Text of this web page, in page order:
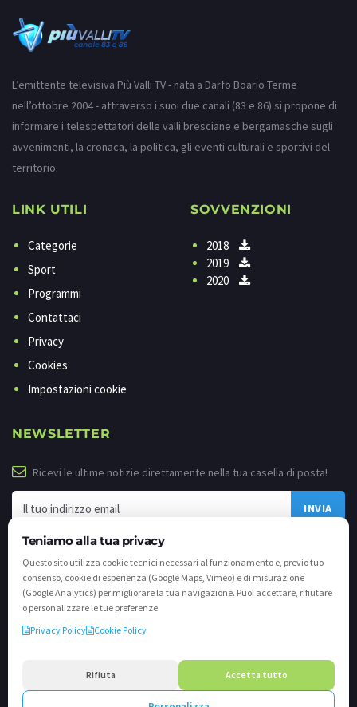
Teniamo alla tua privacy
Questo sito utilizza cookie tecnici necessari al funzionamento e, previo tuo
consenso, cookie di esperienza (Google Maps, Vimeo) e di misurazione
(Google Analytics) per migliorare la tua navigazione. Puoi accettare, rifiutare
o personalizzare le tue preferenze.
Privacy Policy
Cookie Policy
Rifiuta Accetta tutto
L’emittente televisiva Più Valli TV - nata a Darfo Boario Terme
nell’ottobre 2004 - attraverso i suoi due canali (83 e 86) si propone di
informare i telespettatori delle valli bresciane e bergamasche sugli
avvenimenti, la cronaca, la politica, gli eventi culturali e sportivi del
territorio.
LINK UTILI
Categorie
Sport
Programmi
Contattaci
Privacy
Cookies
Impostazioni cookie
SOVVENZIONI
2018
2019
2020
NEWSLETTER
Ricevi le ultime notizie direttamente nella tua casella di posta!
Darfo Boario Terme (Bs) P.IVA e C.F. 02539810982 - REA / CCIAA (Bs) n. 458309
cap. soc. €894.900,00 i.v.